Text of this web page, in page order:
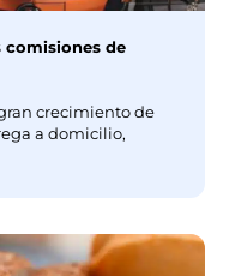
comisiones de
crecimiento de
a domicilio,